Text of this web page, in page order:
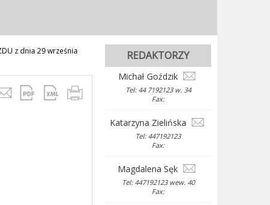
z dnia 29 września
REDAKTORZY
Michał Goździk
Tel: 44 7192123 w. 34
Fax:
Katarzyna Zielińska
Tel: 447192123
Fax:
Magdalena Sęk
Tel: 447192123 wew. 40
Fax: